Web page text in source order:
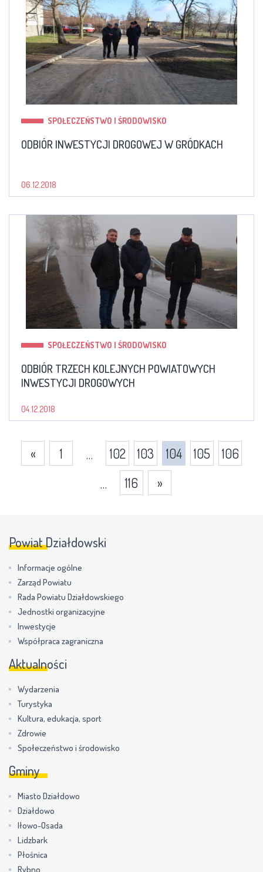
SPOŁECZEŃSTWO I ŚRODOWISKO
ODBIÓR INWESTYCJI DROGOWEJ W GRÓDKACH
06.12.2018
SPOŁECZEŃSTWO I ŚRODOWISKO
ODBIÓR TRZECH KOLEJNYCH POWIATOWYCH
INWESTYCJI DROGOWYCH
04.12.2018
« 1 … 102 103 104 105
106
…
116 »
Powiat Działdowski
Informacje ogólne
Zarząd Powiatu
Rada Powiatu Działdowskiego
Jednostki organizacyjne
Inwestycje
Współpraca zagraniczna
Aktualności
Wydarzenia
Turystyka
Kultura, edukacja, sport
Zdrowie
Społeczeństwo i środowisko
Gminy
Miasto Działdowo
Działdowo
Iłowo-Osada
Lidzbark
Płośnica
Rybno